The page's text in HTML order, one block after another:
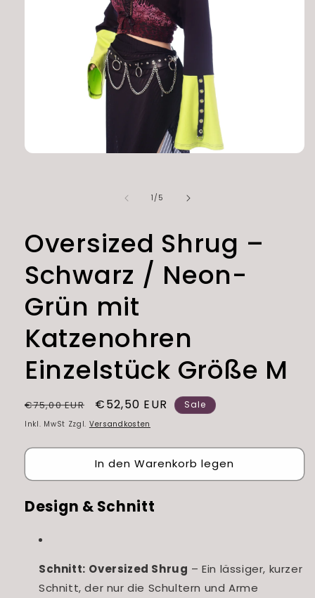
1 /von
5
Oversized Shrug –
Schwarz / Neon-
Grün mit
Katzenohren
Einzelstück Größe M
Normaler
Preis
€75,00 EUR Verkaufspreis
€52,50 EUR Sale
Inkl. MwSt Zzgl. Versandkosten
In den Warenkorb legen
Design & Schnitt
Schnitt: Oversized Shrug – Ein lässiger, kurzer
Schnitt, der nur die Schultern und Arme